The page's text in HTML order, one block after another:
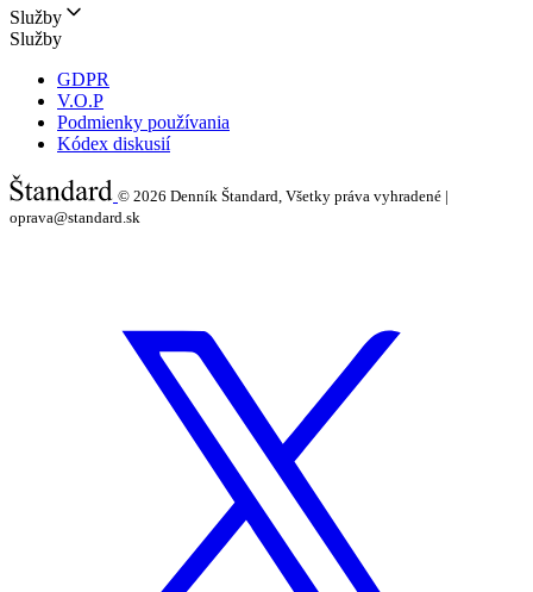
Služby
Služby
GDPR
V.O.P
Podmienky používania
Kódex diskusií
© 2026 Denník Štandard, Všetky práva vyhradené |
oprava@standard.sk